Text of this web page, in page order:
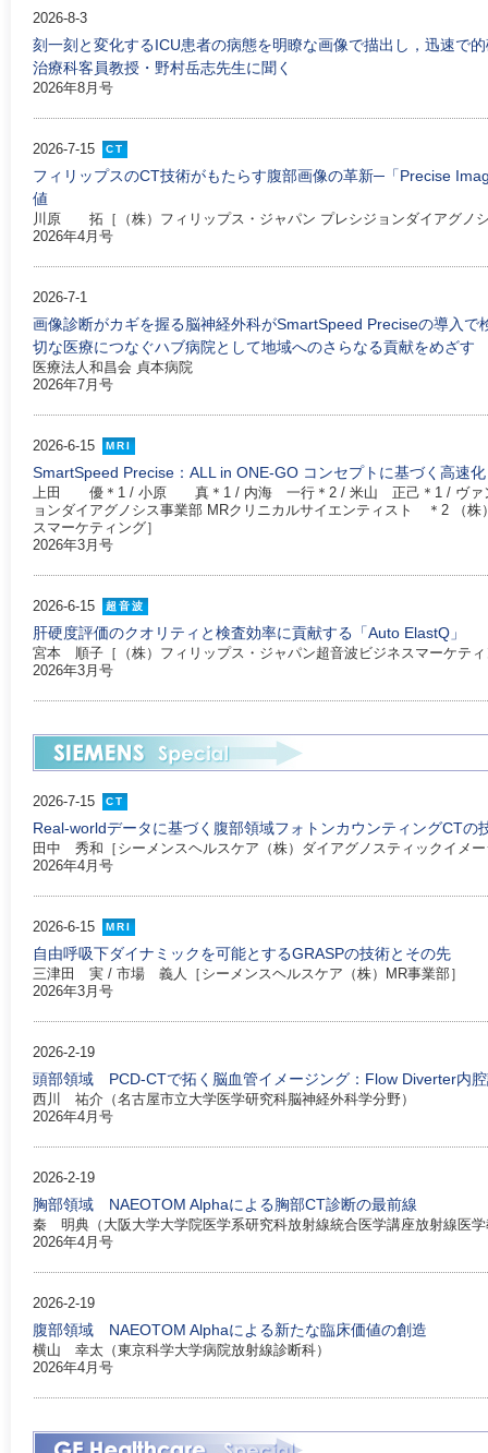
2026-8-3
刻一刻と変化するICU患者の病態を明瞭な画像で描出し，迅速
治療科客員教授・野村岳志先生に聞く
2026年8月号
2026-7-15 CT
フィリップスのCT技術がもたらす腹部画像の革新─「Precise
値
川原 拓［（株）フィリップス・ジャパン プレシジョンダイアグノ
2026年4月号
2026-7-1
画像診断がカギを握る脳神経外科がSmartSpeed Preciseの導入
切な医療につなぐハブ病院として地域へのさらなる貢献をめざす
医療法人和昌会 貞本病院
2026年7月号
2026-6-15 MRI
SmartSpeed Precise：ALL in ONE-GO コンセプトに基づく高速
上田 優＊1 / 小原 真＊1 / 内海 一行＊2 / 米山 正己＊1 / ヴァン
ョンダイアグノシス事業部 MRクリニカルサイエンティスト ＊2 （
スマーケティング］
2026年3月号
2026-6-15 超音波
肝硬度評価のクオリティと検査効率に貢献する「Auto ElastQ」
宮本 順子［（株）フィリップス・ジャパン超音波ビジネスマーケテ
2026年3月号
2026-7-15 CT
Real-worldデータに基づく腹部領域フォトンカウンティングCTの
田中 秀和［シーメンスヘルスケア（株）ダイアグノスティックイメ
2026年4月号
2026-6-15 MRI
自由呼吸下ダイナミックを可能とするGRASPの技術とその先
三津田 実 / 市場 義人［シーメンスヘルスケア（株）MR事業部］
2026年3月号
2026-2-19
頭部領域 PCD-CTで拓く脳血管イメージング：Flow Diverter内
西川 祐介（名古屋市立大学医学研究科脳神経外科学分野）
2026年4月号
2026-2-19
胸部領域 NAEOTOM Alphaによる胸部CT診断の最前線
秦 明典（大阪大学大学院医学系研究科放射線統合医学講座放射線医
2026年4月号
2026-2-19
腹部領域 NAEOTOM Alphaによる新たな臨床価値の創造
横山 幸太（東京科学大学病院放射線診断科）
2026年4月号